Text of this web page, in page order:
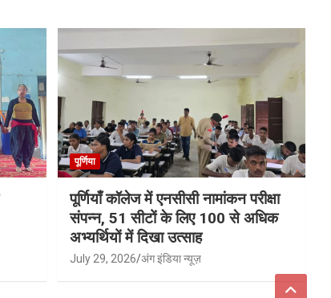
पूर्णिया
पूर्णियाँ कॉलेज में एनसीसी नामांकन परीक्षा
संपन्न, 51 सीटों के लिए 100 से अधिक
अभ्यर्थियों में दिखा उत्साह
July 29, 2026 अंग इंडिया न्यूज़